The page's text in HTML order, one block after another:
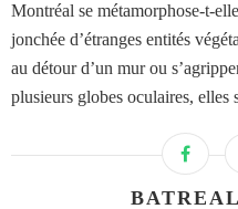
Montréal se métamorphose-t-
jonchée d’étranges entités
au détour d’un mur ou
plusieurs globes oculaires, elles